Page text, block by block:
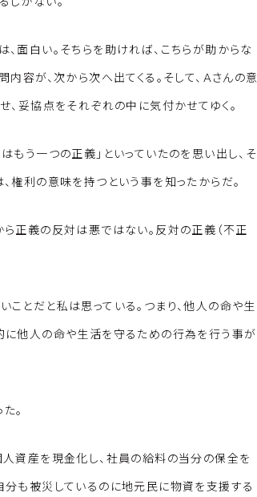
面白い。そちらを助ければ、こちらが助からな
容が、次から次へ出てくる。そして、Ａさんの意
、妥協点をそれぞれの中に気付かせてゆく。
もう一つの正義」といっていたのを思い出し、そ
権利の意味を持つという事を知ったからだ。
正義の反対は悪ではない。反対の正義（不正
とだと私は思っている。つまり、他人の命や生
に他人の命や生活を守るための行為を行う事が
。
資産を現金化し、社員の給料の当分の保全を
分も被災しているのに地元民に物資を支援する